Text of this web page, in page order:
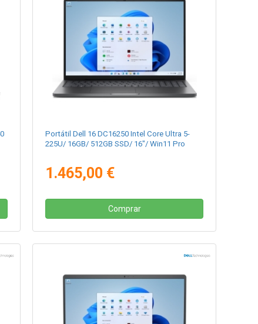
Portátil Dell 16 DC16250 Intel Core Ultra 5-
225U/ 16GB/ 512GB SSD/ 16"/ Win11 Pro
1.465,00 €
Comprar